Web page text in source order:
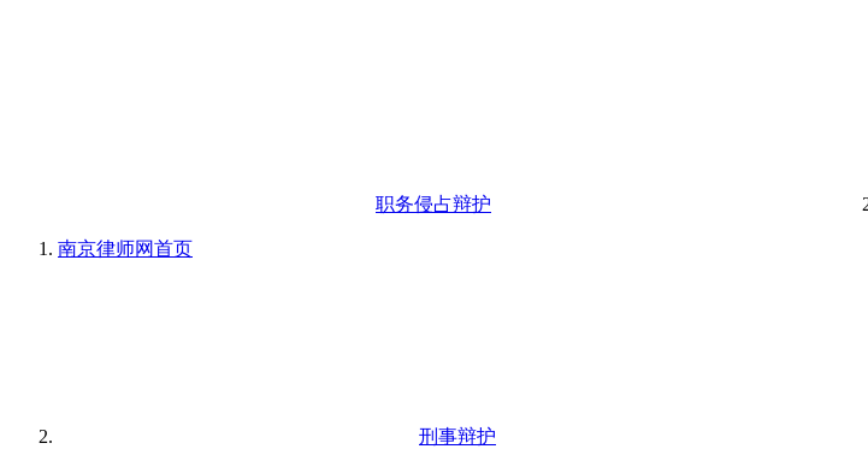
职务侵占辩护
南京律师网首页
刑事辩护